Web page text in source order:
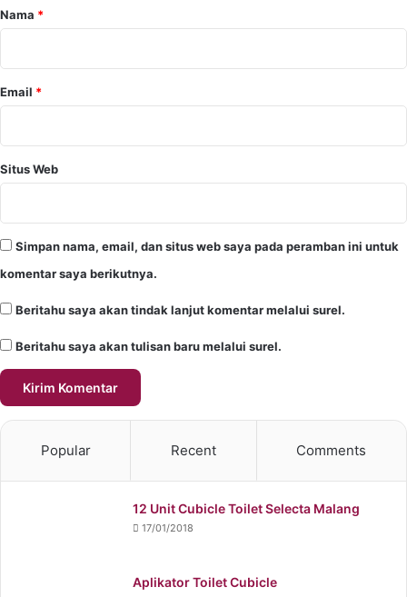
rNama *
Email *
Situs Web
Simpan nama, email, dan situs web saya pada peramban ini untuk
komentar saya berikutnya.
Beritahu saya akan tindak lanjut komentar melalui surel.
Beritahu saya akan tulisan baru melalui surel.
Popular Recent Comments
12 Unit Cubicle Toilet Selecta Malang
17/01/2018
Aplikator Toilet Cubicle